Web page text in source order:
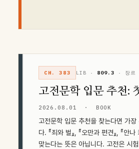
CH. 383 LIB · 809.3 · 장르
고전문학 입문 추천:
2026.08.01 · BOOK
고전문학 입문 추천을 찾는다면 가
다. 『죄와 벌』, 『오만과 편견』, 『
맞는다는 뜻은 아닙니다. 고전은 시